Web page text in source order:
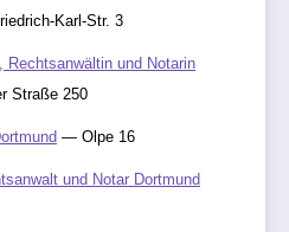
Karl-Str. 3
Rechtsanwältin und Notarin
Straße 250
— Olpe 16
und Notar Dortmund